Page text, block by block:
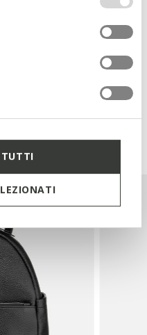
Per maggiori
qualsiasi momento le
TUTTI